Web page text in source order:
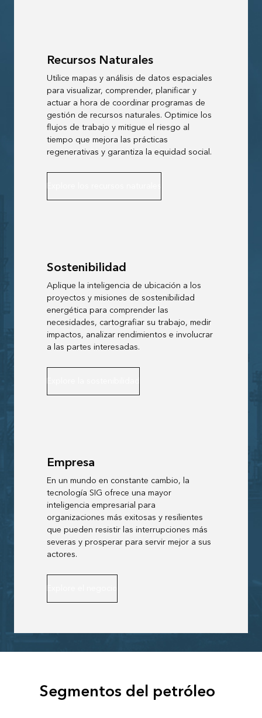
Recursos Naturales
Utilice mapas y análisis de datos espaciales
para visualizar, comprender, planificar y
actuar a hora de coordinar programas de
gestión de recursos naturales. Optimice los
flujos de trabajo y mitigue el riesgo al
tiempo que mejora las prácticas
regenerativas y garantiza la equidad social.
Explore los recursos naturales
Sostenibilidad
Aplique la inteligencia de ubicación a los
proyectos y misiones de sostenibilidad
energética para comprender las
necesidades, cartografiar su trabajo, medir
impactos, analizar rendimientos e involucrar
a las partes interesadas.
Explore la sostenibilidad
Empresa
En un mundo en constante cambio, la
tecnología SIG ofrece una mayor
inteligencia empresarial para
organizaciones más exitosas y resilientes
que pueden resistir las interrupciones más
severas y prosperar para servir mejor a sus
actores.
Explore el negocio
Segmentos del petróleo